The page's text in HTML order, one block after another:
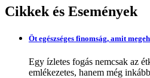
Cikkek és Események
Öt egészséges finomság, amit
Egy ízletes fogás nemcsak az
emlékezetes, hanem még